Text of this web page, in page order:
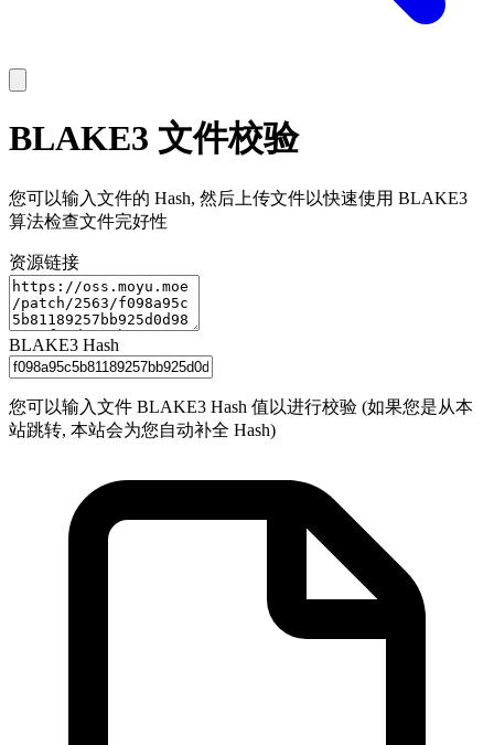
BLAKE3 文件校验
您可以输入文件的 Hash, 然后上传文件以快速使用 BLAKE3
算法检查文件完好性
资源链接
BLAKE3 Hash
您可以输入文件 BLAKE3 Hash 值以进行校验 (如果您是从本
站跳转, 本站会为您自动补全 Hash)